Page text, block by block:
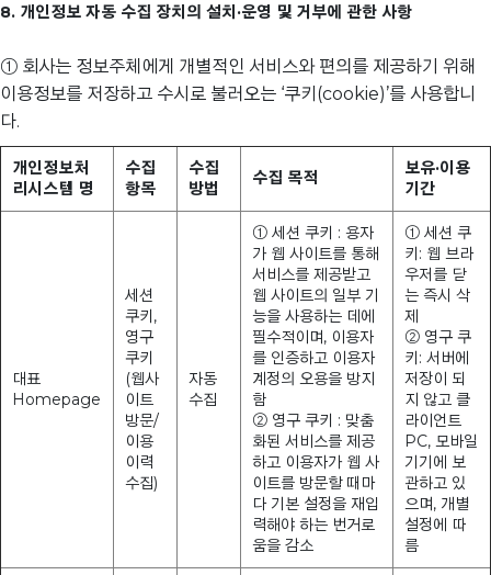
8. 개인정보 자동 수집 장치의 설치·운영 및 거부에 관한 사항
① 회사는 정보주체에게 개별적인 서비스와 편의를 제공하기 위해
이용정보를 저장하고 수시로 불러오는 ‘쿠키(cookie)’를 사용합니
다.
개인정보처
리시스템 명
수집
항목
수집
방법
수집 목적
보유·이용
기간
대표
Homepage
세션
쿠키,
영구
쿠키
(웹사
이트
방문/
이용
이력
수집)
자동
수집
① 세션 쿠키 : 용자
가 웹 사이트를 통해
서비스를 제공받고
웹 사이트의 일부 기
능을 사용하는 데에
필수적이며, 이용자
를 인증하고 이용자
계정의 오용을 방지
함
② 영구 쿠키 : 맞춤
화된 서비스를 제공
하고 이용자가 웹 사
이트를 방문할 때마
다 기본 설정을 재입
력해야 하는 번거로
움을 감소
① 세션 쿠
키: 웹 브라
우저를 닫
는 즉시 삭
제
② 영구 쿠
키: 서버에
저장이 되
지 않고 클
라이언트
PC, 모바일
기기에 보
관하고 있
으며, 개별
설정에 따
름